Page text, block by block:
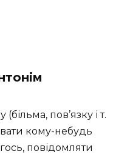
пов’язку і т.
кому-небудь
повідомляти